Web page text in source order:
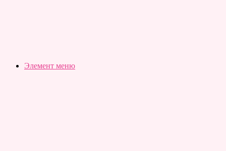
Элемент меню